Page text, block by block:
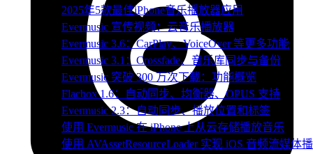
2025年5款最佳iPhone音乐播放器应用
Evermusic 宣传视频：云音乐播放器
Evermusic 3.6：CarPlay、VoiceOver 等更多功能
Evermusic 3.1：Crossfade、音乐库同步与备份
Evermusic 突破 300 万次下载：功能概览
Flacbox 1.6：自动同步、均衡器、OPUS 支持
Evermusic 2.3：自动同步、播放位置和标签
使用 Evermusic 在 iPhone 上从云存储播放音乐
使用 AVAssetResourceLoader 实现 iOS 音频流媒体